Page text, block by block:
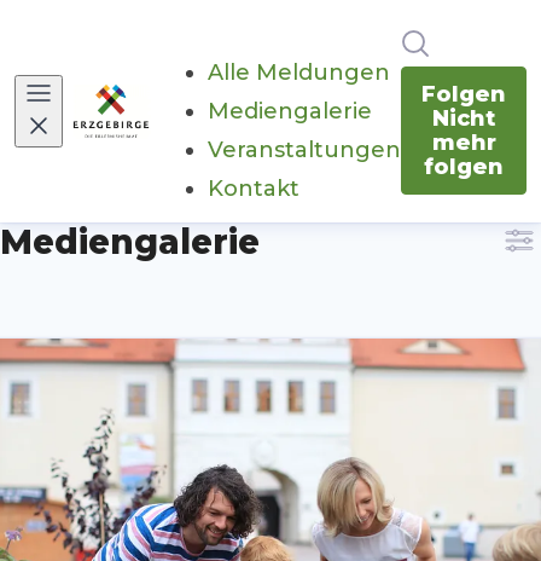
Alle Meldungen
Mediengalerie
Veranstaltungen
Kontakt
Folgen
Nicht
mehr
folgen
Mediengalerie